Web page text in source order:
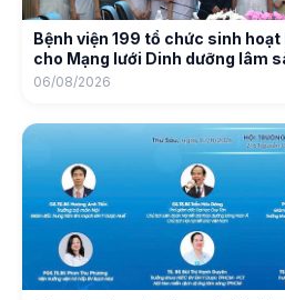
Bệnh viện 199 tổ chức sinh hoạt
cho Mạng lưới Dinh dưỡng lâm
06/08/2026